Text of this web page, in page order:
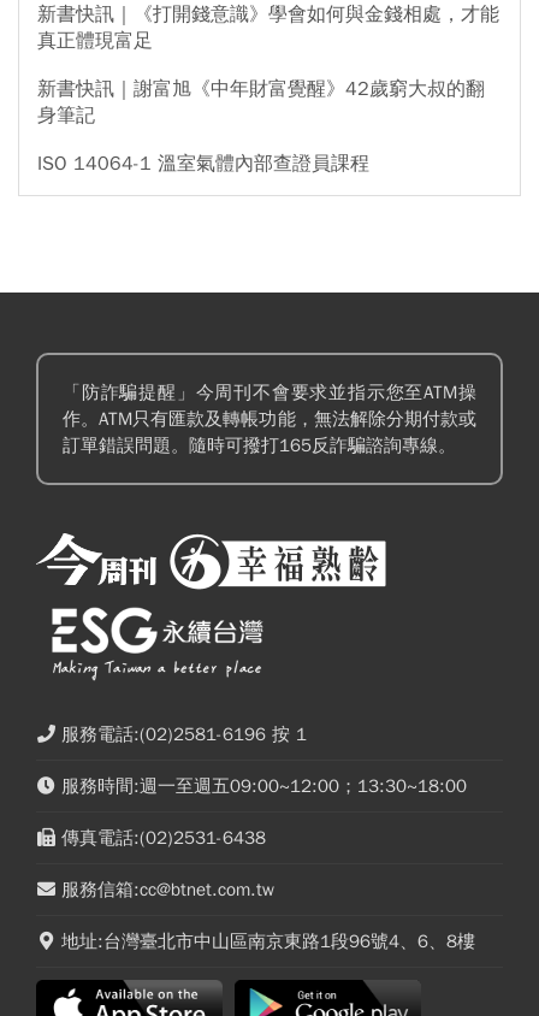
新書快訊｜《打開錢意識》學會如何與金錢相處，才能
真正體現富足
新書快訊｜謝富旭《中年財富覺醒》42歲窮大叔的翻
身筆記
ISO 14064-1 溫室氣體內部查證員課程
「防詐騙提醒」今周刊不會要求並指示您至ATM操
作。ATM只有匯款及轉帳功能，無法解除分期付款或
訂單錯誤問題。隨時可撥打165反詐騙諮詢專線。
服務電話:(02)2581-6196 按 1
服務時間:週一至週五09:00~12:00；13:30~18:00
傳真電話:(02)2531-6438
服務信箱:cc@btnet.com.tw
地址:台灣臺北市中山區南京東路1段96號4、6、8樓